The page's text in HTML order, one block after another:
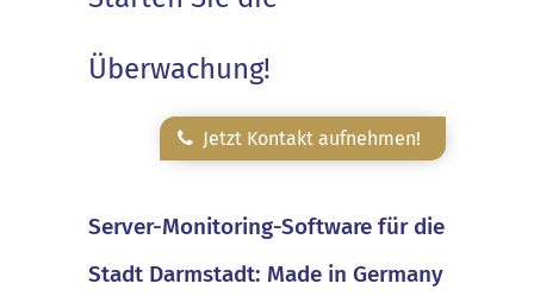
Überwachung!
Jetzt Kontakt aufnehmen!
Server-Monitoring-Software für die
Stadt Darmstadt: Made in Germany